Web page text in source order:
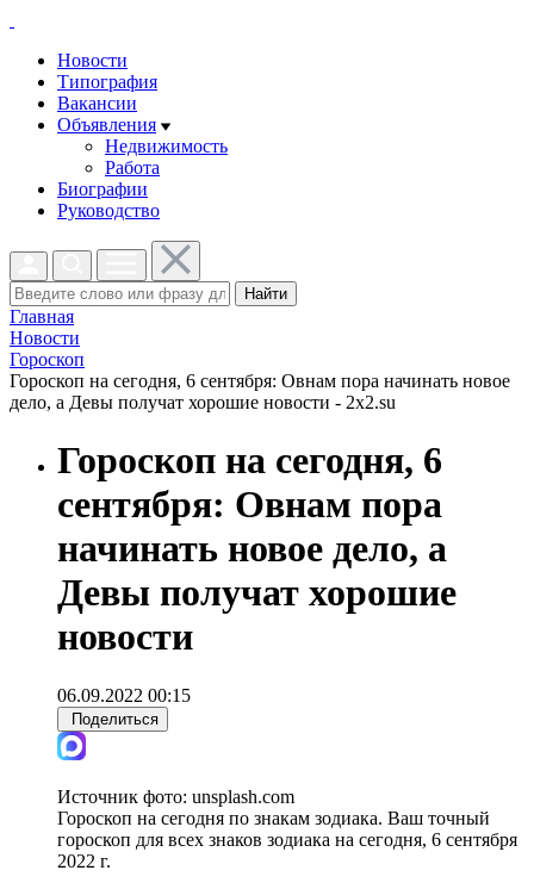
Новости
Типография
Вакансии
Объявления
Недвижимость
Работа
Биографии
Руководство
Найти
Главная
Новости
Гороскоп
Гороскоп на сегодня, 6 сентября: Овнам пора начинать новое
дело, а Девы получат хорошие новости - 2x2.su
Гороскоп на сегодня, 6
сентября: Овнам пора
начинать новое дело, а
Девы получат хорошие
новости
06.09.2022 00:15
Поделиться
Источник фото: unsplash.com
Гороскоп на сегодня по знакам зодиака. Ваш точный
гороскоп для всех знаков зодиака на сегодня, 6 сентября
2022 г.